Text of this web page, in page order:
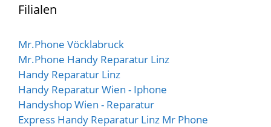
n
5Filialen
Mr.Phone Vöcklabruck
Mr.Phone Handy Reparatur Linz
Handy Reparatur Linz
Handy Reparatur Wien - Iphone
Handyshop Wien - Reparatur
Express Handy Reparatur Linz Mr Phone